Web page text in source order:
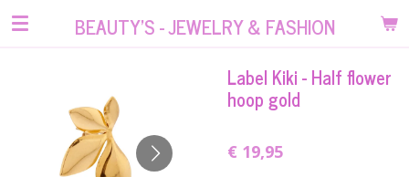
Ga
hoofdinhoud
BEAUTY'S - JEWELRY & FASHION
Label Kiki - Half flower
hoop gold
€ 19,95